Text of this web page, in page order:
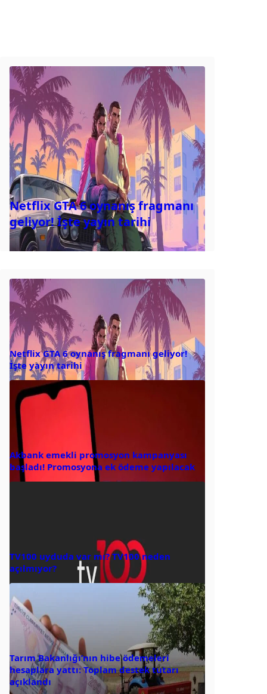
Netflix GTA 6 oynanış fragmanı
geliyor! İşte yayın tarihi
Netflix GTA 6 oynanış fragmanı geliyor!
İşte yayın tarihi
Akbank emekli promosyon kampanyası
başladı! Promosyona ek ödeme yapılacak
TV100 uyduda var mı? TV100 neden
açılmıyor?
Tarım Bakanlığı’nın hibe ödemeleri
hesaplara yattı: Toplam destek tutarı
açıklandı